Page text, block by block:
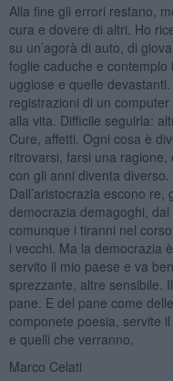
Alla fine gli errori restano,
cura e dovere di altri. Ho
su un’agorà di auto, di
foglie caduche e contemplo
uggiose e quelle
registrazioni di un
alla vita. Difficile seguirla:
Cure, affetti. Ogni cosa è
ritrovarsi, farsi una
con gli anni diventa
Dall’aristocrazia escono re,
democrazia demagoghi,
comunque i tiranni nel
i vecchi. Ma la democrazia
servito il mio paese e va
sprezzante, altre sensibile.
pane. E del pane come
componete poesia, servite
e quelli che verranno.
Marco Celati